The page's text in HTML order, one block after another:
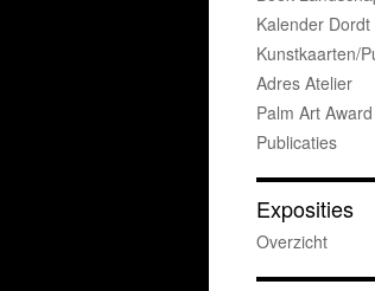
Kalender Dordt
Kunstkaarten/
Adres Atelier
Palm Art Award
Publicaties
Exposities
Overzicht